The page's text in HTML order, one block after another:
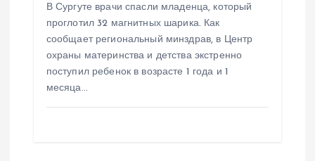
В Сургуте врачи спасли младенца, который
проглотил 32 магнитных шарика. Как
сообщает региональный минздрав, в Центр
охраны материнства и детства экстренно
поступил ребенок в возрасте 1 года и 1
месяца…